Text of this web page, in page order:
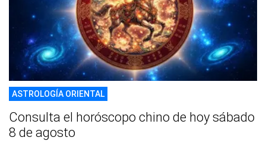
ASTROLOGÍA ORIENTAL
Consulta el horóscopo chino de hoy sábado
8 de agosto